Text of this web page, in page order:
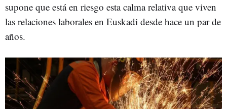
supone que está en riesgo esta calma relativa que viven
las relaciones laborales en Euskadi desde hace un par de
años.